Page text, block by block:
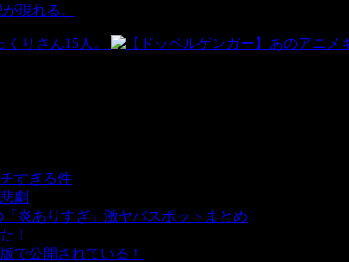
現れる。
りさん15人。
すぎる件
劇
炎ありすぎ」激ヤバスポットまとめ
！
で公開されている！